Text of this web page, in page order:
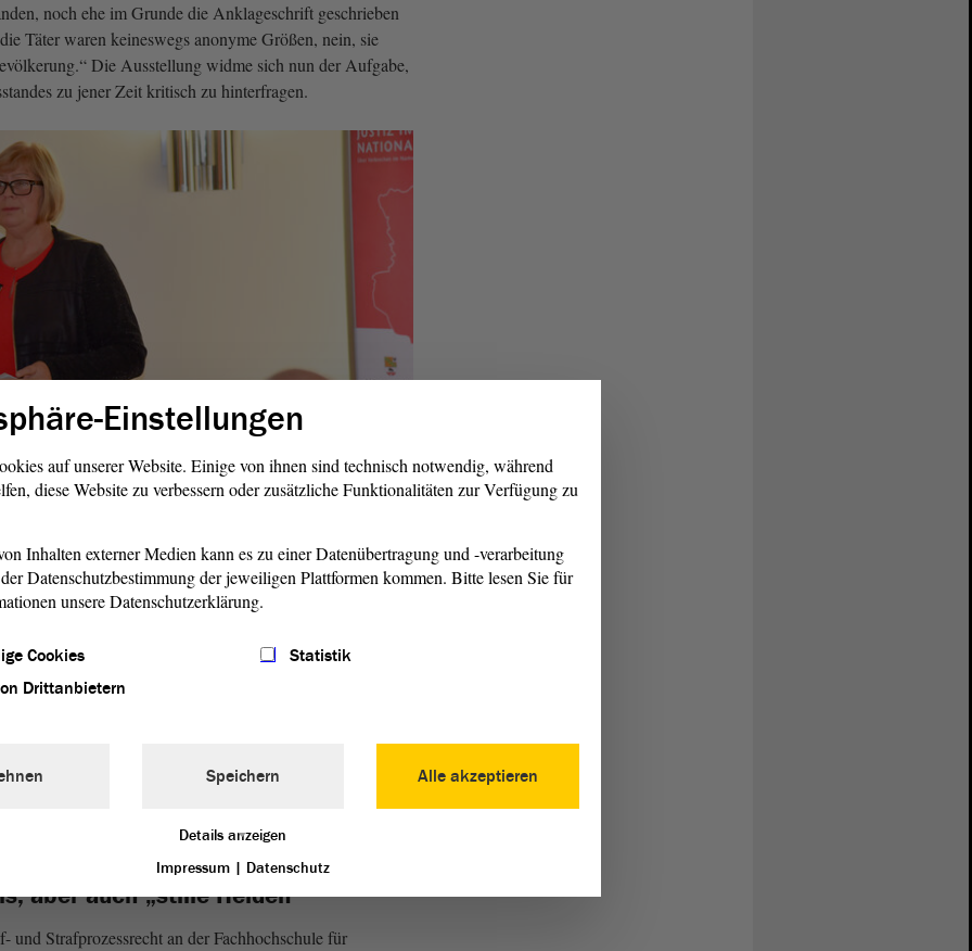
noch ehe im Grunde die Anklageschrift geschrieben
Täter waren keineswegs anonyme Größen, nein, sie
Die Ausstellung widme sich nun der Aufgabe,
zu jener Zeit kritisch zu hinterfragen.
1/4
Informationen auf sich einwirken; sie sollen zu einer kritischen
Geschehen während des Nationalsozialismus führen.“
Landtagspräsidentin Gabriele Brakebusch
auf
sich in der Reichspogromnacht als staatliche Mittel der
erinnerte Dr. Kai Langer von der Stiftung
Die Ausstellung gehe der Frage nach, warum Juristen ihr
freiwillig aufgegeben und beispielsweise Todesstrafen für
„Die Ausstellung zeichnet den Weg des
und Freiheit nicht mehr zählen.“
aber auch „stille Helden“
und Strafprozessrecht an der Fachhochschule für
Einstellungen
auf unserer Website. Einige von ihnen sind technisch notwendig, während
diese Website zu verbessern oder zusätzliche Funktionalitäten zur Verfügung zu
Inhalten externer Medien kann es zu einer Datenübertragung und -verarbeitung
Datenschutzbestimmung der jeweiligen Plattformen kommen. Bitte lesen Sie für
unsere Datenschutzerklärung.
Cookies
Statistik
Drittanbietern
Alle akzeptieren
Speichern
Details anzeigen
Impressum | Datenschutz